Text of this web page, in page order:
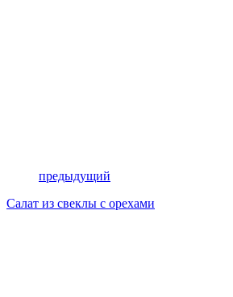
предыдущий
Салат из свеклы с орехами